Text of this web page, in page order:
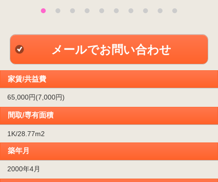
メールでお問い合わせ
家賃/共益費
65,000円(7,000円)
間取/専有面積
1K/28.77m2
築年月
2000年4月